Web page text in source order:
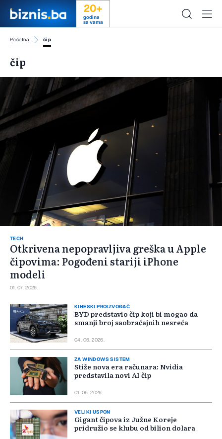
20+
godina
sa vama
Početna čip
čip
TECH
Otkrivena nepopravljiva greška u Apple
čipovima: Pogođeni stariji iPhone
modeli
01. 07. 2026.
KINESKI PROIZVOĐAČ
BYD predstavio čip koji bi mogao da
smanji broj saobraćajnih nesreća
04. 06. 2026.
ZA WINDOWS SISTEM
Stiže nova era računara: Nvidia
predstavila novi AI čip
01. 06. 2026.
VELIKI USPON
Gigant čipova iz Južne Koreje
pridružio se klubu od bilion dolara